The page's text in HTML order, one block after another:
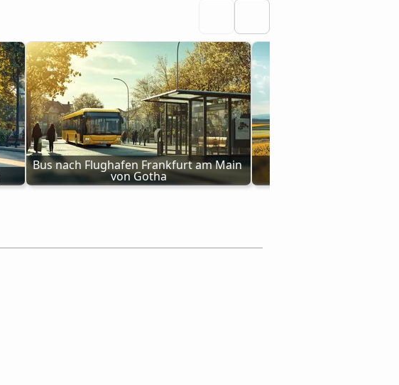
Bus nach Flughafen Frankfurt am Main
von Gotha